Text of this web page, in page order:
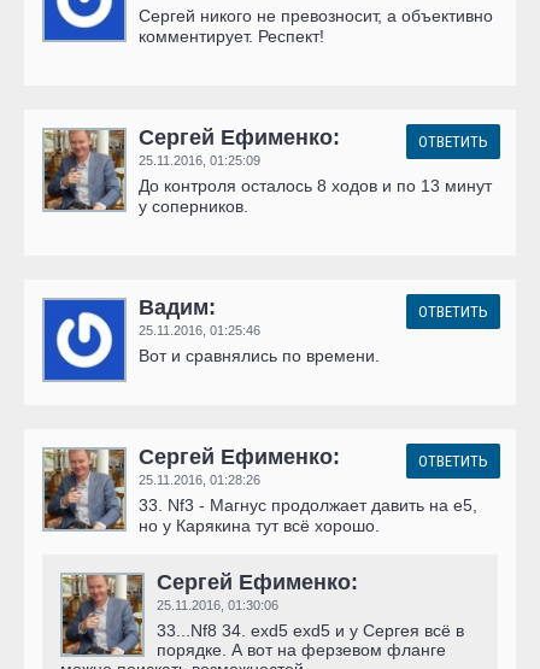
Сергей никого не превозносит, а объективно
комментирует. Респект!
Сергей Ефименко:
25.11.2016, 01:25:09
ОТВЕТИТЬ
До контроля осталось 8 ходов и по 13 минут
у соперников.
Вадим:
25.11.2016, 01:25:46
ОТВЕТИТЬ
Вот и сравнялись по времени.
Сергей Ефименко:
25.11.2016, 01:28:26
ОТВЕТИТЬ
33. Nf3 - Магнус продолжает давить на е5,
но у Карякина тут всё хорошо.
Сергей Ефименко:
25.11.2016, 01:30:06
33...Nf8 34. exd5 exd5 и у Сергея всё в
порядке. А вот на ферзевом фланге